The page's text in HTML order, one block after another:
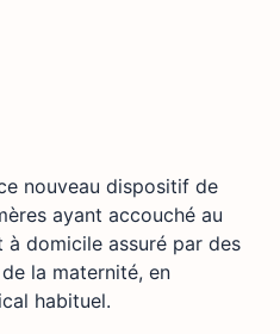
nouveau dispositif de
ayant accouché au
à domicile assuré par des
la maternité, en
habituel.